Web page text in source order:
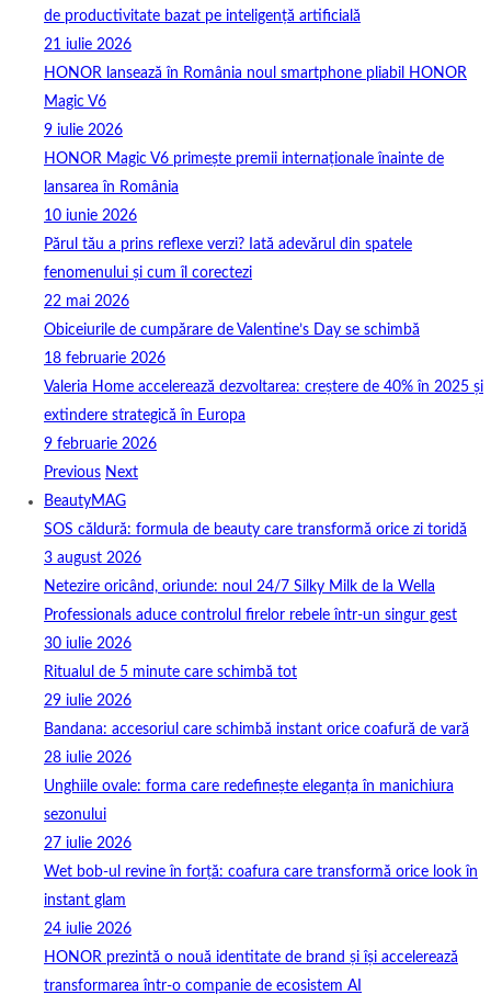
de productivitate bazat pe inteligență artificială
21 iulie 2026
HONOR lansează în România noul smartphone pliabil HONOR
Magic V6
9 iulie 2026
HONOR Magic V6 primește premii internaționale înainte de
lansarea în România
10 iunie 2026
Părul tău a prins reflexe verzi? Iată adevărul din spatele
fenomenului și cum îl corectezi
22 mai 2026
Obiceiurile de cumpărare de Valentine’s Day se schimbă
18 februarie 2026
Valeria Home accelerează dezvoltarea: creștere de 40% în 2025 și
extindere strategică în Europa
9 februarie 2026
Previous Next
BeautyMAG
SOS căldură: formula de beauty care transformă orice zi toridă
3 august 2026
Netezire oricând, oriunde: noul 24/7 Silky Milk de la Wella
Professionals aduce controlul firelor rebele într-un singur gest
30 iulie 2026
Ritualul de 5 minute care schimbă tot
29 iulie 2026
Bandana: accesoriul care schimbă instant orice coafură de vară
28 iulie 2026
Unghiile ovale: forma care redefinește eleganța în manichiura
sezonului
27 iulie 2026
Wet bob-ul revine în forță: coafura care transformă orice look în
instant glam
24 iulie 2026
HONOR prezintă o nouă identitate de brand și își accelerează
transformarea într-o companie de ecosistem AI